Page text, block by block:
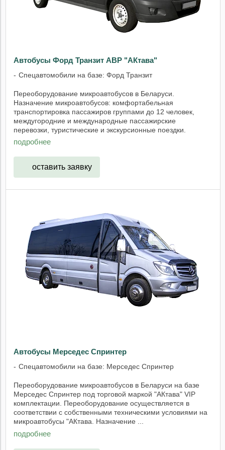
Автобусы Форд Транзит АВР "АКтава"
Спецавтомобили на базе: Форд Транзит
Переоборудование микроавтобусов в Беларуси.
Назначение микроавтобусов: комфортабельная
транспортировка пассажиров группами до 12 человек,
междугородние и международные пассажирские
перевозки, туристические и экскурсионные поездки.
Области ...
подробнее
оставить заявку
Автобусы Мерседес Спринтер
Спецавтомобили на базе: Мерседес Спринтер
Переоборудование микроавтобусов в Беларуси на базе
Мерседес Спринтер под торговой маркой "АКтава" VIP
комплектации. Переоборудование осуществляется в
соответствии с собственными техническими условиями на
микроавтобусы "АКтава. Назначение ...
подробнее